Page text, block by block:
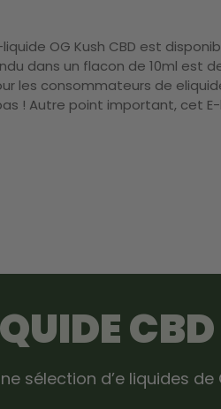
OG Kush CBD est
dans un flacon de 10ml
consommateurs de
! Autre point important, cet E-
CBD
sélection d’e liquides